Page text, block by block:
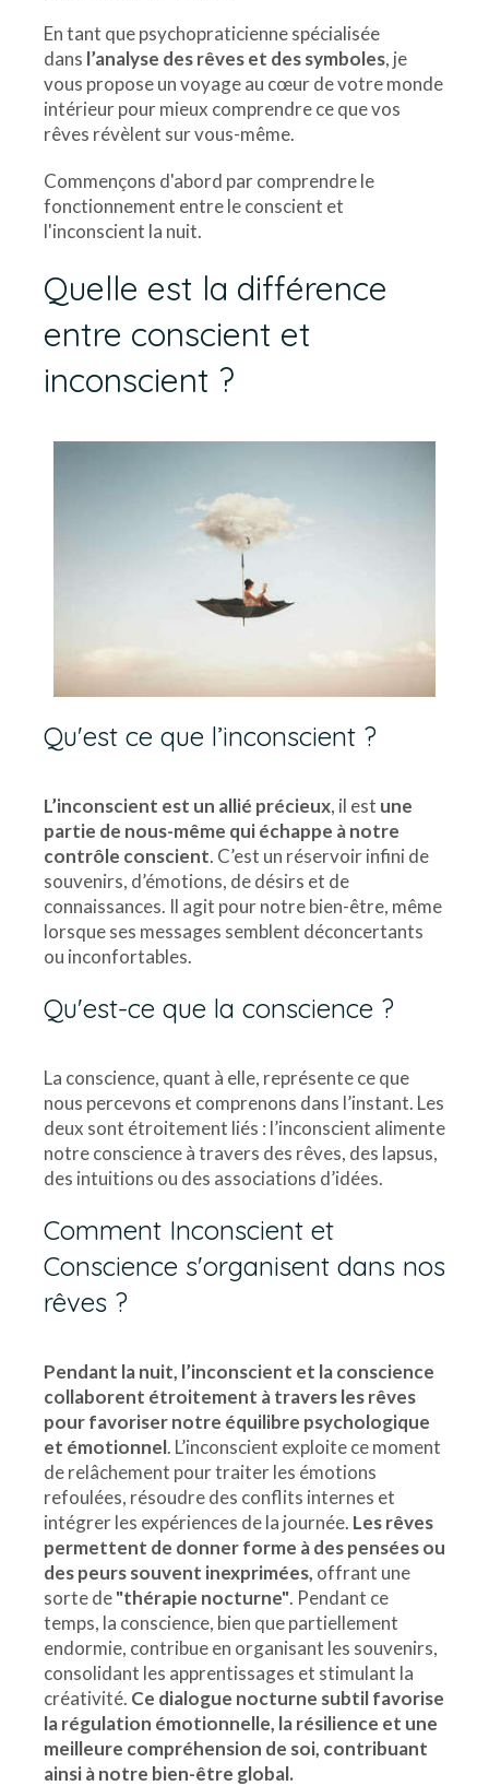
En tant que psychopraticienne spécialisée
dans l’analyse des rêves et des symboles, je
vous propose un voyage au cœur de votre monde
intérieur pour mieux comprendre ce que vos
rêves révèlent sur vous-même.
Commençons d'abord par comprendre le
fonctionnement entre le conscient et
l'inconscient la nuit.
Quelle est la différence
entre conscient et
inconscient ?
Qu'est ce que l’inconscient ?
L’inconscient est un allié précieux, il est une
partie de nous-même qui échappe à notre
contrôle conscient. C’est un réservoir infini de
souvenirs, d’émotions, de désirs et de
connaissances. Il agit pour notre bien-être, même
lorsque ses messages semblent déconcertants
ou inconfortables.
Qu'est-ce que la conscience ?
La conscience, quant à elle, représente ce que
nous percevons et comprenons dans l’instant. Les
deux sont étroitement liés : l’inconscient alimente
notre conscience à travers des rêves, des lapsus,
des intuitions ou des associations d’idées.
Comment Inconscient et
Conscience s'organisent dans nos
rêves ?
Pendant la nuit, l’inconscient et la conscience
collaborent étroitement à travers les rêves
pour favoriser notre équilibre psychologique
et émotionnel. L’inconscient exploite ce moment
de relâchement pour traiter les émotions
refoulées, résoudre des conflits internes et
intégrer les expériences de la journée. Les rêves
permettent de donner forme à des pensées ou
des peurs souvent inexprimées, offrant une
sorte de"thérapie nocturne". Pendant ce
temps, la conscience, bien que partiellement
endormie, contribue en organisant les souvenirs,
consolidant les apprentissages et stimulant la
créativité. Ce dialogue nocturne subtil favorise
la régulation émotionnelle, la résilience et une
meilleure compréhension de soi, contribuant
ainsi à notre bien-être global.